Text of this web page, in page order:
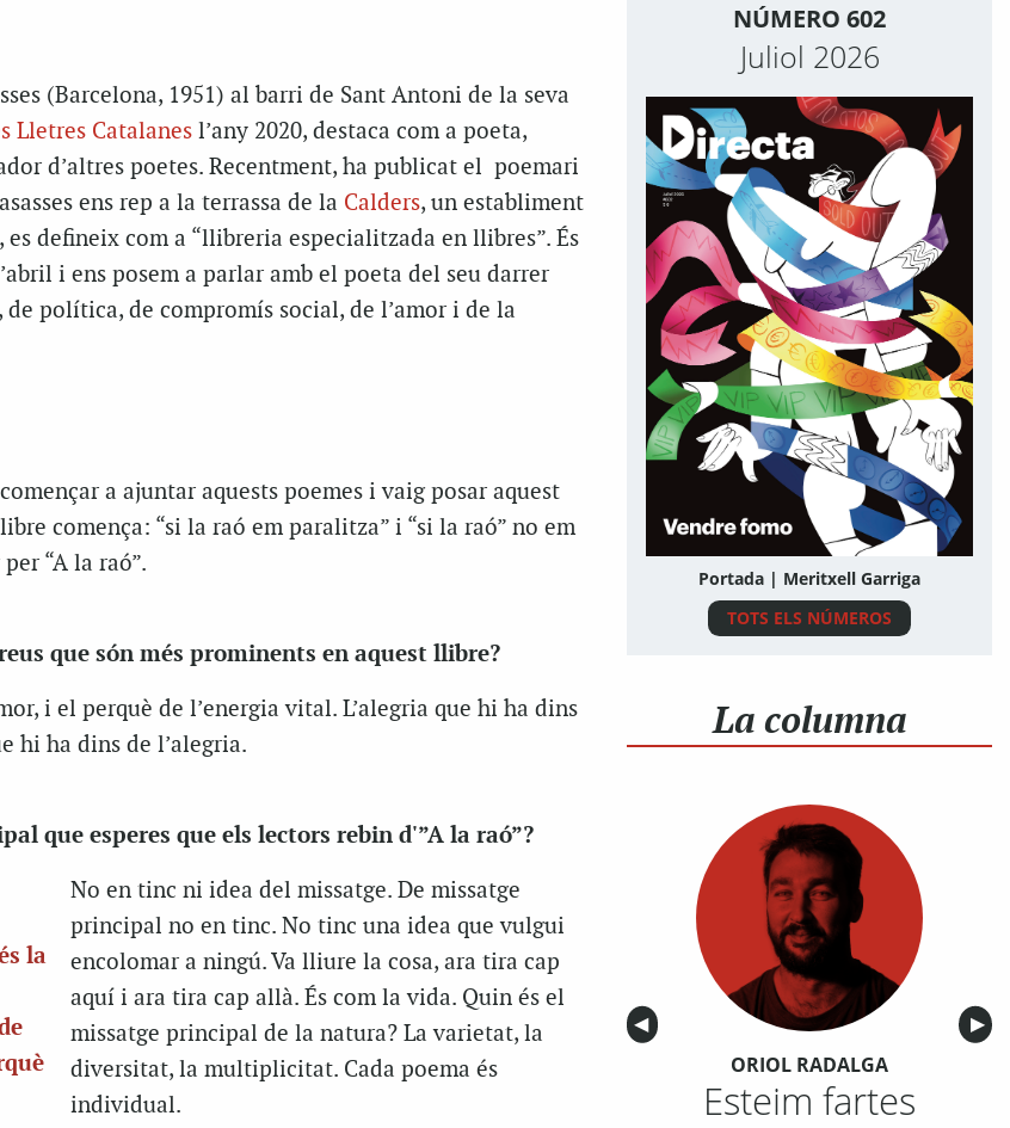
(Barcelona, 1951) al barri de Sant Antoni de la seva
Lletres Catalanes l’any 2020, destaca com a poeta,
d’altres poetes. Recentment, ha publicat el poemari
ens rep a la terrassa de la Calders, un establiment
defineix com a “llibreria especialitzada en llibres”. És
i ens posem a parlar amb el poeta del seu darrer
política, de compromís social, de l’amor i de la
a ajuntar aquests poemes i vaig posar aquest
comença: “si la raó em paralitza” i “si la raó” no em
“A la raó”.
que són més prominents en aquest llibre?
i el perquè de l’energia vital. L’alegria que hi ha dins
hi ha dins de l’alegria.
que esperes que els lectors rebin d'”A la raó”?
la
No en tinc ni idea del missatge. De missatge
principal no en tinc. No tinc una idea que vulgui
encolomar a ningú. Va lliure la cosa, ara tira cap
aquí i ara tira cap allà. És com la vida. Quin és el
missatge principal de la natura? La varietat, la
diversitat, la multiplicitat. Cada poema és
individual.
NÚMERO 602
Juliol 2026
Portada | Meritxell Garriga
TOTS ELS NÚMEROS
La columna
Anterior
◀︎ ▶︎
ORIOL RADALGA
Esteim fartes